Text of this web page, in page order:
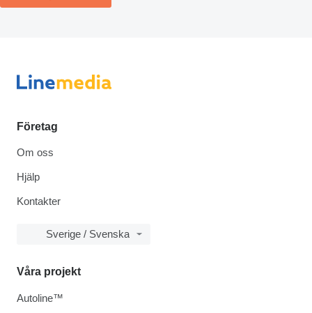
Företag
Om oss
Hjälp
Kontakter
Sverige / Svenska
Våra projekt
Autoline™